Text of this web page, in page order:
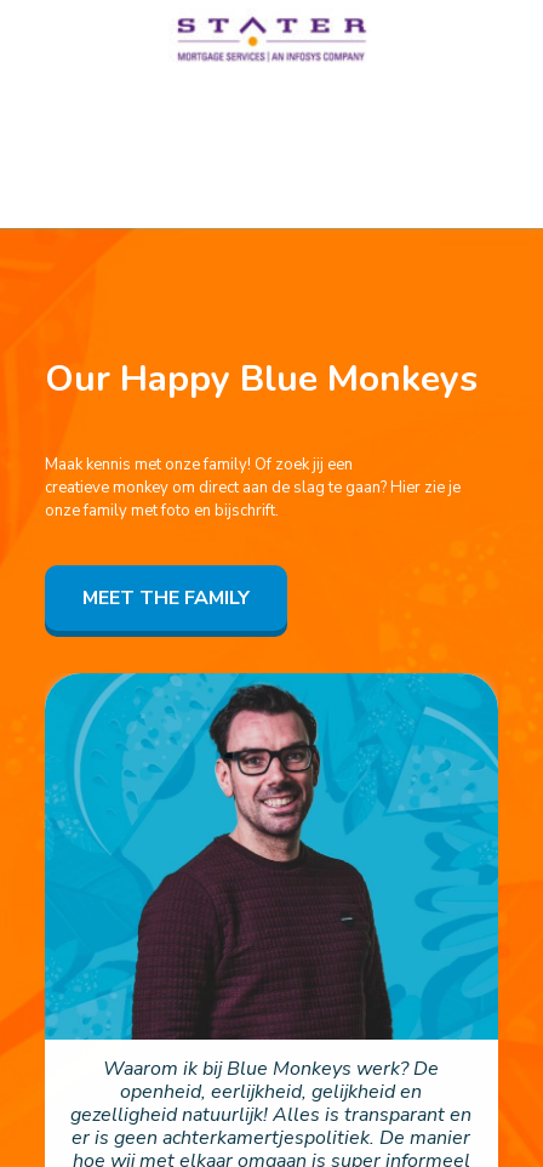
Our Happy Blue Monkeys
Maak kennis met onze family! Of zoek jij een
creatievemonkeyom direct aan de slag te gaan? Hier zie je
onzefamily met foto en bijschrift.
MEET THE FAMILY
Waarom ik bij Blue Monkeys werk? De
openheid, eerlijkheid, gelijkheid en
gezelligheid natuurlijk! Alles is transparant en
er is geen achterkamertjespolitiek. De manier
hoe wij met elkaar omgaan is super informeel